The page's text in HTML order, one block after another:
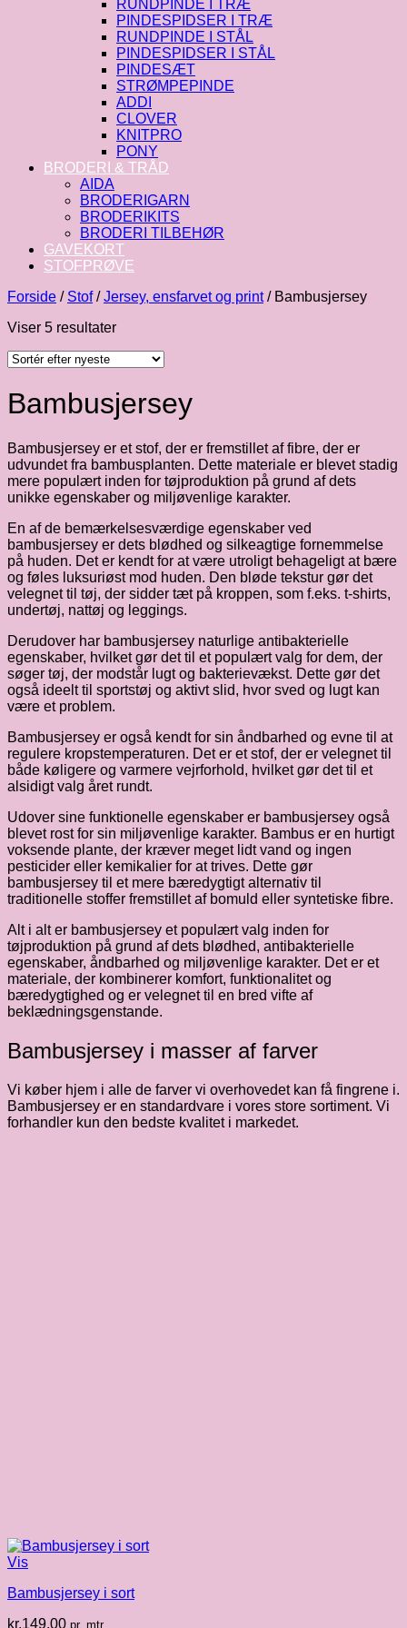
RUNDPINDE I TRÆ
PINDESPIDSER I TRÆ
RUNDPINDE I STÅL
PINDESPIDSER I STÅL
PINDESÆT
STRØMPEPINDE
ADDI
CLOVER
KNITPRO
PONY
BRODERI & TRÅD
AIDA
BRODERIGARN
BRODERIKITS
BRODERI TILBEHØR
GAVEKORT
STOFPRØVE
Forside / Stof / Jersey, ensfarvet og print /Bambusjersey
Viser 5 resultaterSorteret
seneste
Bambusjersey
Bambusjersey er et stof, der er fremstillet af fibre, der er
udvundet fra bambusplanten. Dette materiale er blevet stadig
mere populært inden for tøjproduktion på grund af dets
unikke egenskaber og miljøvenlige karakter.
En af de bemærkelsesværdige egenskaber ved
bambusjersey er dets blødhed og silkeagtige fornemmelse
på huden. Det er kendt for at være utroligt behageligt at bære
og føles luksuriøst mod huden. Den bløde tekstur gør det
velegnet til tøj, der sidder tæt på kroppen, som f.eks. t-shirts,
undertøj, nattøj og leggings.
Derudover har bambusjersey naturlige antibakterielle
egenskaber, hvilket gør det til et populært valg for dem, der
søger tøj, der modstår lugt og bakterievækst. Dette gør det
også ideelt til sportstøj og aktivt slid, hvor sved og lugt kan
være et problem.
Bambusjersey er også kendt for sin åndbarhed og evne til at
regulere kropstemperaturen. Det er et stof, der er velegnet til
både køligere og varmere vejrforhold, hvilket gør det til et
alsidigt valg året rundt.
Udover sine funktionelle egenskaber er bambusjersey også
blevet rost for sin miljøvenlige karakter. Bambus er en hurtigt
voksende plante, der kræver meget lidt vand og ingen
pesticider eller kemikalier for at trives. Dette gør
bambusjersey til et mere bæredygtigt alternativ til
traditionelle stoffer fremstillet af bomuld eller syntetiske fibre.
Alt i alt er bambusjersey et populært valg inden for
tøjproduktion på grund af dets blødhed, antibakterielle
egenskaber, åndbarhed og miljøvenlige karakter. Det er et
materiale, der kombinerer komfort, funktionalitet og
bæredygtighed og er velegnet til en bred vifte af
beklædningsgenstande.
Bambusjersey i masser af farver
Vi køber hjem i alle de farver vi overhovedet kan få fingrene i.
Bambusjersey er en standardvare i vores store sortiment. Vi
forhandler kun den bedste kvalitet i markedet.
Vis
Bambusjersey i sort
kr.149.00 pr. mtr